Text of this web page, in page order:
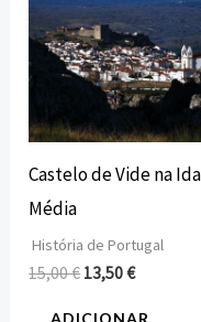
Castelo de Vide na
Média
História de Portugal
15,00€ 13,50€
ADICIONAR